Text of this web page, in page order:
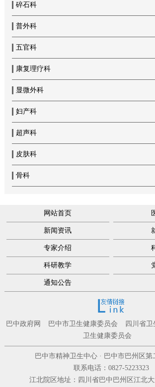
碎石科
普外科
五官科
康复理疗科
显微外科
妇产科
超声科
皮肤科
骨科
网站首页
新闻资讯
专家介绍
科研教学
通知公告
巴中政府网 巴中市卫生健康委员会 四川省
卫生健康委员会
巴中市精神卫生中心 · 巴中市巴州区第
联系电话：0827-5223323
江北院区地址：四川省巴中巴州区江北